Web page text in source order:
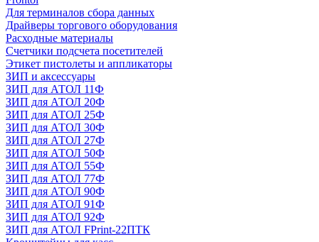
Для терминалов сбора данных
Драйверы торгового оборудования
Расходные материалы
Счетчики подсчета посетителей
Этикет пистолеты и аппликаторы
ЗИП и аксессуары
ЗИП для АТОЛ 11Ф
ЗИП для АТОЛ 20Ф
ЗИП для АТОЛ 25Ф
ЗИП для АТОЛ 30Ф
ЗИП для АТОЛ 27Ф
ЗИП для АТОЛ 50Ф
ЗИП для АТОЛ 55Ф
ЗИП для АТОЛ 77Ф
ЗИП для АТОЛ 90Ф
ЗИП для АТОЛ 91Ф
ЗИП для АТОЛ 92Ф
ЗИП для АТОЛ FPrint-22ПТК